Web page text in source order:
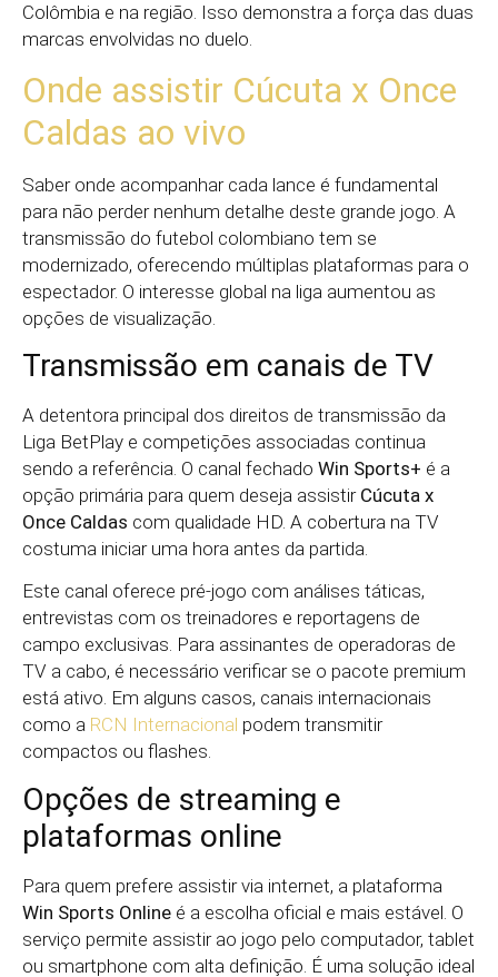
Colômbia e na região. Isso demonstra a força das duas
marcas envolvidas no duelo.
Onde assistir Cúcuta x Once
Caldas ao vivo
Saber onde acompanhar cada lance é fundamental
para não perder nenhum detalhe deste grande jogo. A
transmissão do futebol colombiano tem se
modernizado, oferecendo múltiplas plataformas para o
espectador. O interesse global na liga aumentou as
opções de visualização.
Transmissão em canais de TV
A detentora principal dos direitos de transmissão da
Liga BetPlay e competições associadas continua
sendo a referência. O canal fechado Win Sports+ é a
opção primária para quem deseja assistir Cúcuta x
Once Caldas com qualidade HD. A cobertura na TV
costuma iniciar uma hora antes da partida.
Este canal oferece pré-jogo com análises táticas,
entrevistas com os treinadores e reportagens de
campo exclusivas. Para assinantes de operadoras de
TV a cabo, é necessário verificar se o pacote premium
está ativo. Em alguns casos, canais internacionais
como a RCN Internacional podem transmitir
compactos ou flashes.
Opções de streaming e
plataformas online
Para quem prefere assistir via internet, a plataforma
Win Sports Online é a escolha oficial e mais estável. O
serviço permite assistir ao jogo pelo computador, tablet
ou smartphone com alta definição. É uma solução ideal